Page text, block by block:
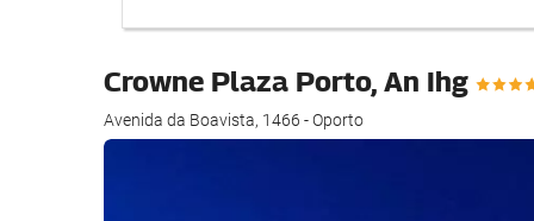
el
realizar
búsqueda
Crowne Plaza Porto, An Ihg
Avenida da Boavista, 1466 - Oporto